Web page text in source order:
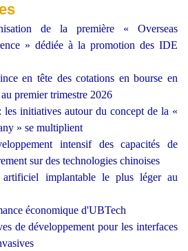
de la première « Overseas
» dédiée à la promotion des IDE
en tête des cotations en bourse en
premier trimestre 2026
les initiatives autour du concept de la «
» se multiplient
intensif des capacités de
sur des technologies chinoises
implantable le plus léger au
économique d'UBTech
de développement pour les interfaces